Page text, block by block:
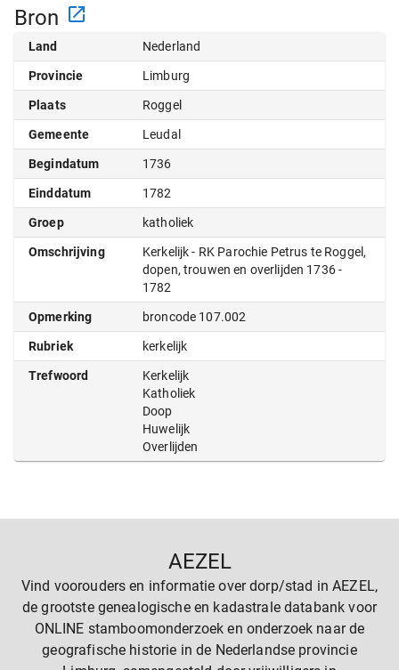
Bron
Land Nederland
Provincie Limburg
Plaats Roggel
Gemeente Leudal
Begindatum 1736
Einddatum 1782
Groep katholiek
Omschrijving
Kerkelijk - RK Parochie Petrus te Roggel,
dopen, trouwen en overlijden 1736 -
1782
Opmerking broncode 107.002
Rubriek kerkelijk
Trefwoord
Kerkelijk
Katholiek
Doop
Huwelijk
Overlijden
AEZEL
Vind voorouders en informatie over dorp/stad in AEZEL,
de grootste genealogische en kadastrale databank voor
ONLINE stamboomonderzoek en onderzoek naar de
geografische historie in de Nederlandse provincie